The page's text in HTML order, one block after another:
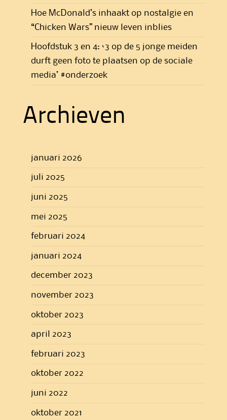
Hoe McDonald’s inhaakt op nostalgie en
“Chicken Wars” nieuw leven inblies
Hoofdstuk 3 en 4: ‘3 op de 5 jonge meiden
durft geen foto te plaatsen op de sociale
media’ #onderzoek
Archieven
januari 2026
juli 2025
juni 2025
mei 2025
februari 2024
januari 2024
december 2023
november 2023
oktober 2023
april 2023
februari 2023
oktober 2022
juni 2022
oktober 2021